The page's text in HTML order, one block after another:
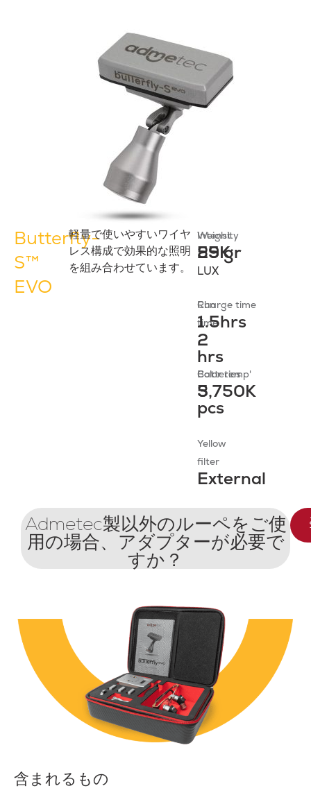
Butterfly-
S™
EVO
軽量で使いやすいワイヤ
レス構成で効果的な照明
を組み合わせています。
Intensity
55K
LUX
Weight
29 gr
Run
time​
2
hrs
Charge time
1.5hrs
Batteries
3
pcs
Color temp'
5,750K​
Yellow
filter
External
Admetec製以外のルーペをご使
用の場合、アダプターが必要で
すか？
含まれるもの